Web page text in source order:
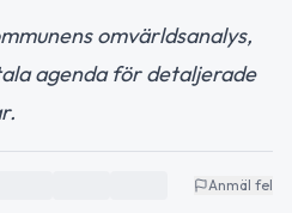
omvärldsanalys,
agenda för detaljerade
Anmäl fel